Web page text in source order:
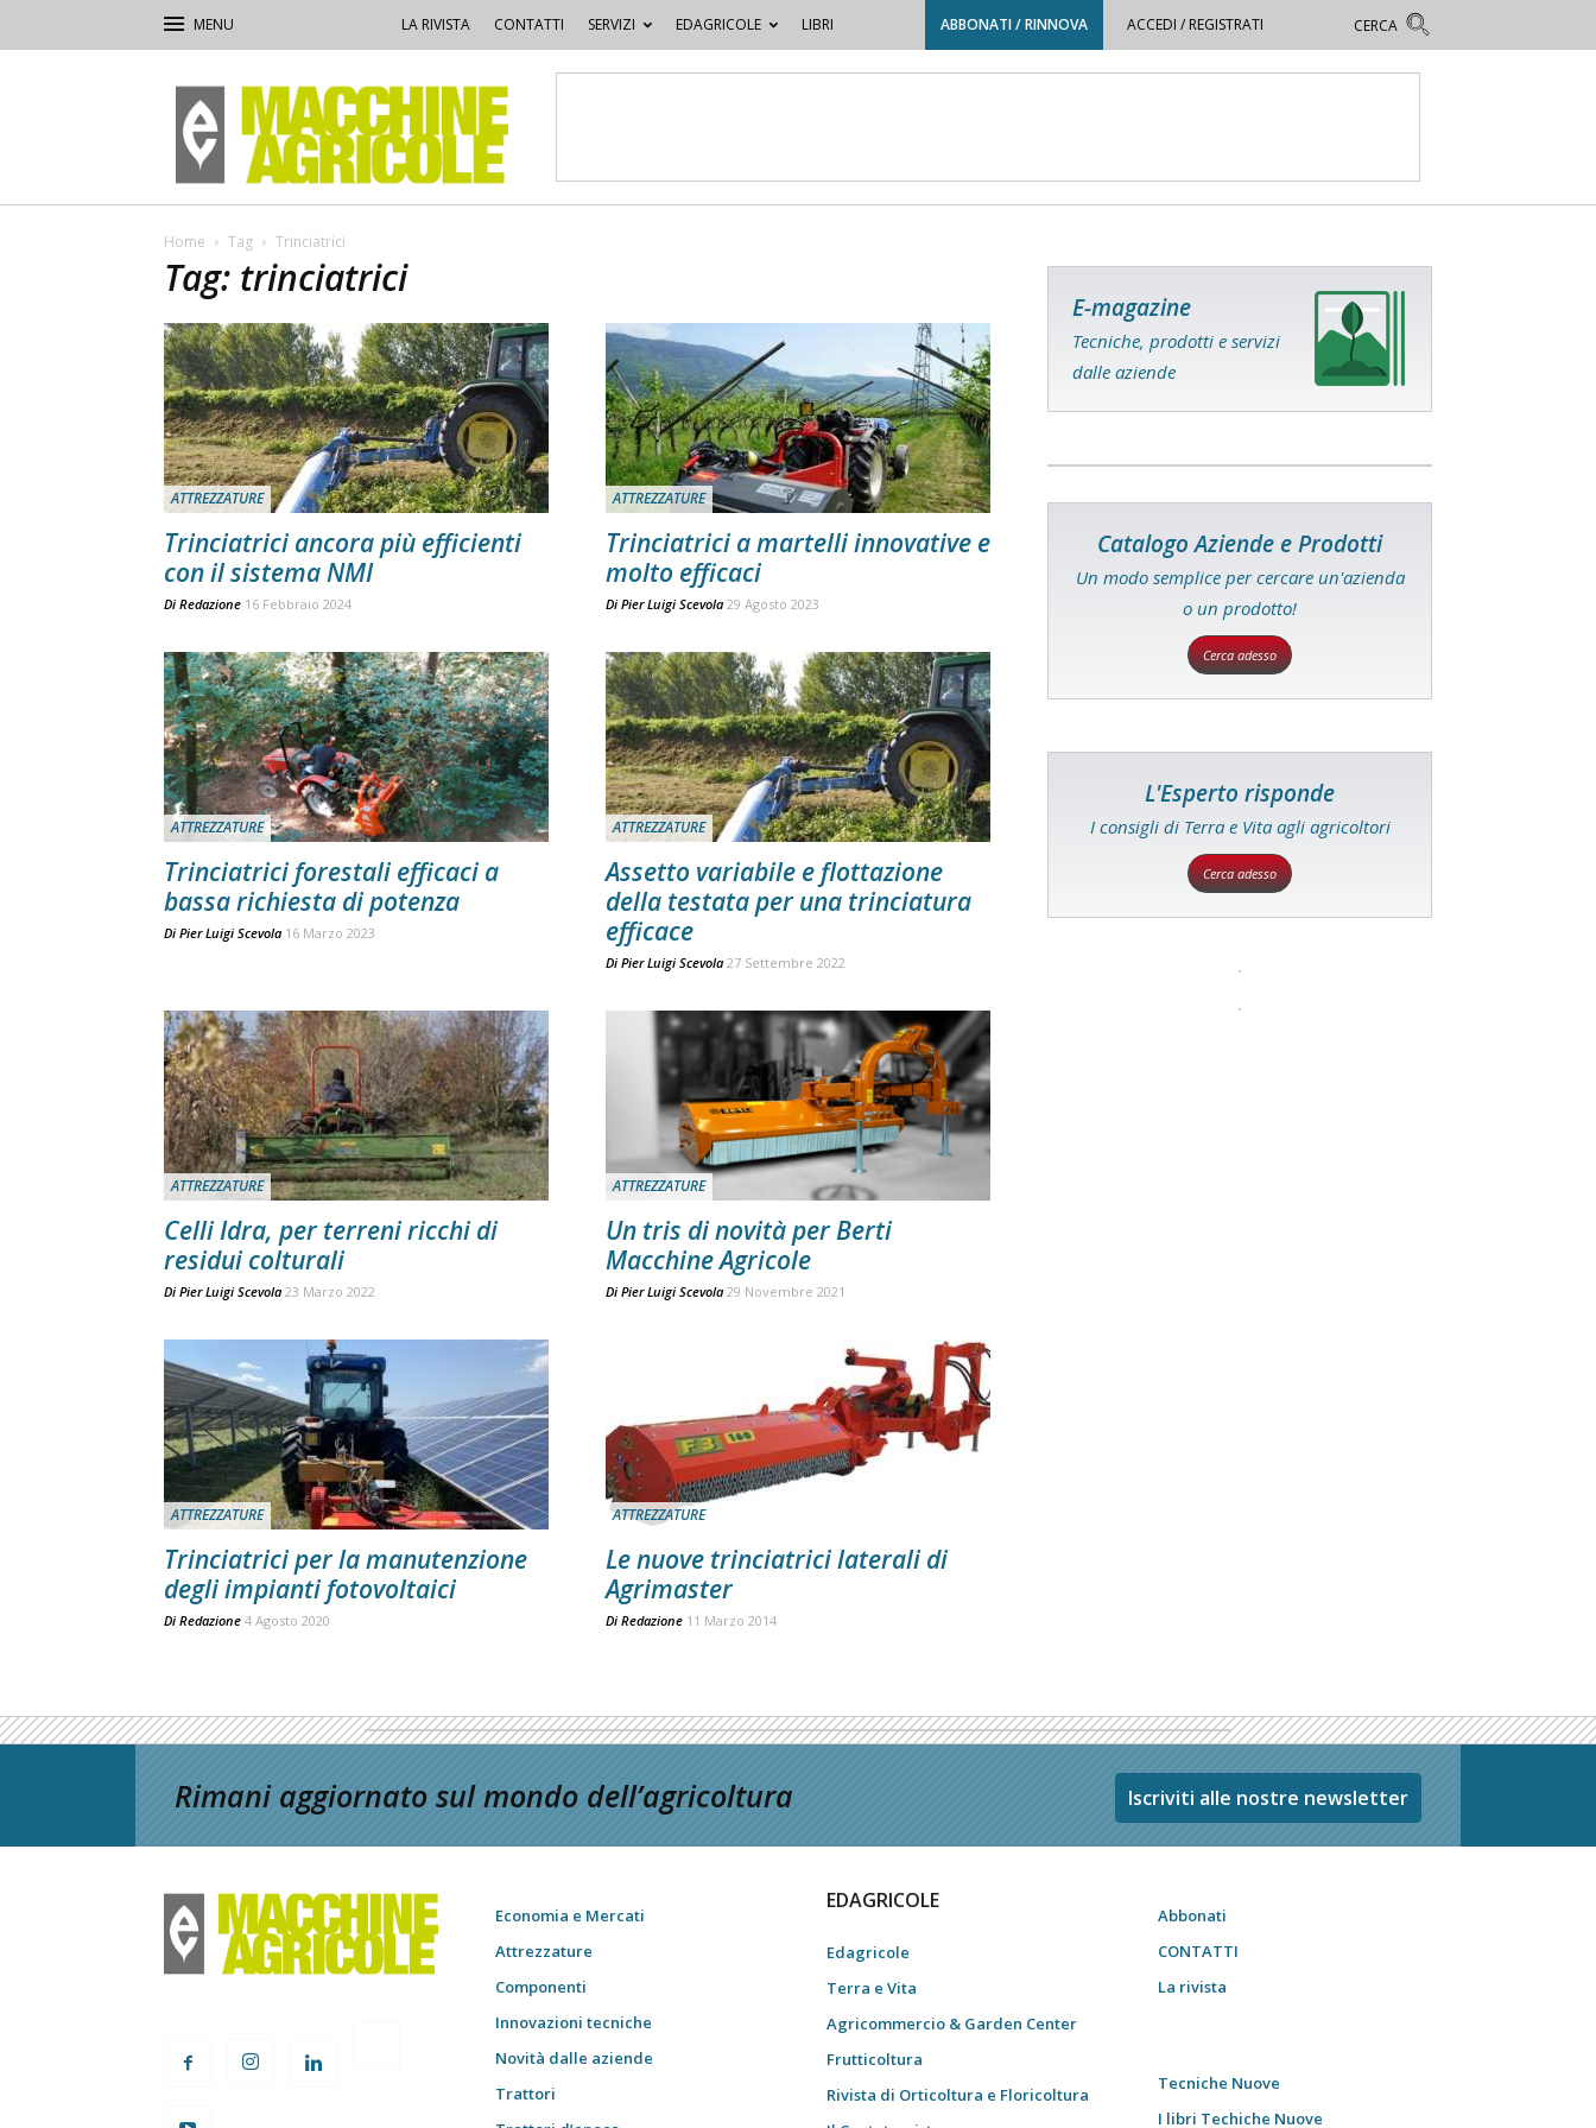
LA RIVISTA CONTATTI SERVIZI EDAGRICOLE LIBRI ABBONATI / RINNOVA ACCEDI / REGISTRATI
Macchine
Agricole
Home Tag Trinciatrici
Tag: trinciatrici
ATTREZZATURE
Trinciatrici ancora più efficienti
con il sistema NMI
Di Redazione 16 Febbraio 2024
ATTREZZATURE
Trinciatrici a martelli innovative e
molto efficaci
Di Pier Luigi Scevola 29 Agosto 2023
ATTREZZATURE
Trinciatrici forestali efficaci a
bassa richiesta di potenza
Di Pier Luigi Scevola 16 Marzo 2023
ATTREZZATURE
Assetto variabile e flottazione
della testata per una trinciatura
efficace
Di Pier Luigi Scevola 27 Settembre 2022
ATTREZZATURE
Celli Idra, per terreni ricchi di
residui colturali
Di Pier Luigi Scevola 23 Marzo 2022
ATTREZZATURE
Un tris di novità per Berti
Macchine Agricole
Di Pier Luigi Scevola 29 Novembre 2021
ATTREZZATURE
Trinciatrici per la manutenzione
degli impianti fotovoltaici
Di Redazione 4 Agosto 2020
ATTREZZATURE
Le nuove trinciatrici laterali di
Agrimaster
Di Redazione 11 Marzo 2014
E-magazine
Tecniche, prodotti e servizi
dalle aziende
Catalogo Aziende e Prodotti
Un modo semplice per cercare un'azienda
o un prodotto!
Cerca adesso
L'Esperto risponde
I consigli di Terra e Vita agli agricoltori
Cerca adesso
Rimani aggiornato sul mondo dell’agricoltura Iscriviti alle nostre newsletter
Economia e Mercati
Attrezzature
Componenti
Innovazioni tecniche
Novità dalle aziende
Trattori
EDAGRICOLE
Edagricole
Terra e Vita
Agricommercio & Garden Center
Frutticoltura
Rivista di Orticoltura e Floricoltura
Abbonati
CONTATTI
La rivista
Tecniche Nuove
I libri Techiche Nuove